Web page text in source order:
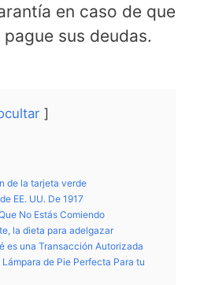
en caso de que
sus deudas.
de la tarjeta verde
EE. UU. De 1917
No Estás Comiendo
la dieta para adelgazar
es una Transacción Autorizada
de Pie Perfecta Para tu